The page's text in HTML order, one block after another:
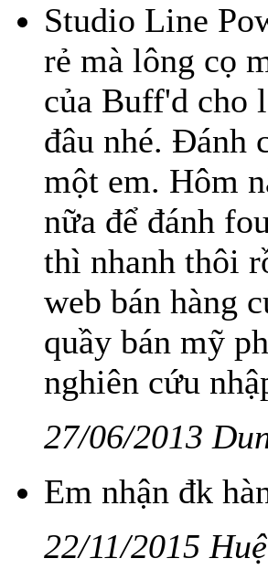
Studio Line
rẻ mà lông cọ
của Buff'd cho
đâu nhé. Đánh
một em. Hôm
nữa để đánh
thì nhanh thôi
web bán hàng
quầy bán mỹ
nghiên cứu
27/06/2013
Em nhận đk
22/11/2015